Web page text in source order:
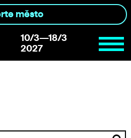
10/3—18/3
2027